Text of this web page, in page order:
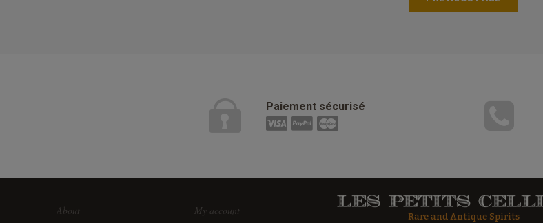
Paiement sécurisé
About My account